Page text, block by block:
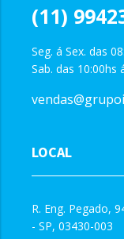
(11)
Seg. á Sex. das
Sab. das 10:00hs
LOCAL
R. Eng. Pegado,
- SP, 03430-003